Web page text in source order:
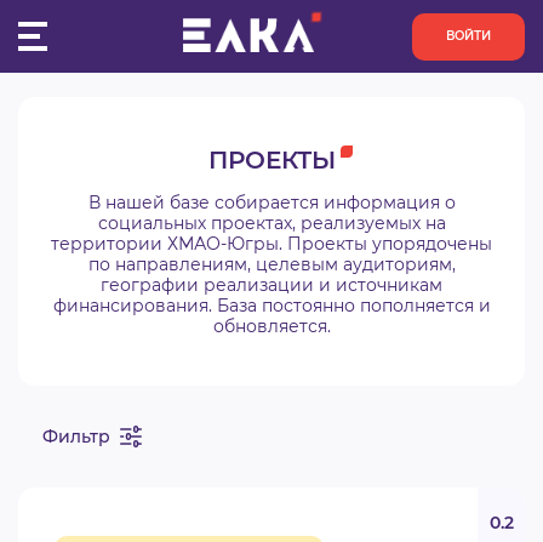
ВОЙТИ
КОНКУРСЫ
ОРГАНИЗАЦИИ
АКТИВИСТЫ
АНАЛИТИКА
ПРОЕКТЫ
В нашей базе собирается информация о
социальных проектах, реализуемых на
территории ХМАО-Югры. Проекты упорядочены
по направлениям, целевым аудиториям,
географии реализации и источникам
финансирования. База постоянно пополняется и
обновляется.
Фильтр
0.2